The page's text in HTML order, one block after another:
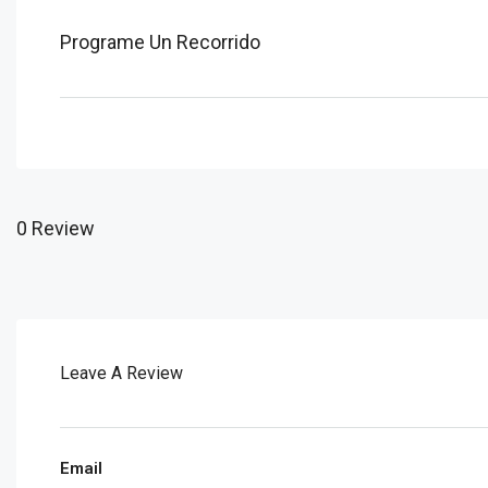
Programe Un Recorrido
0 Review
Leave A Review
Email